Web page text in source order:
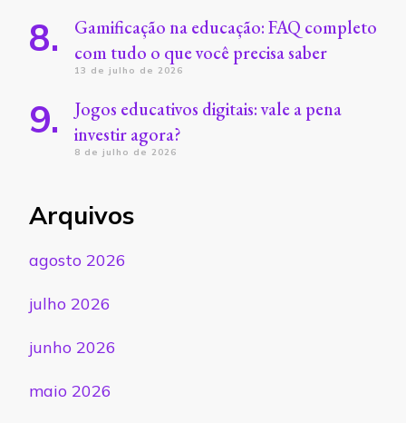
Gamificação na educação: FAQ completo
com tudo o que você precisa saber
13 de julho de 2026
Jogos educativos digitais: vale a pena
investir agora?
8 de julho de 2026
Arquivos
agosto 2026
julho 2026
junho 2026
maio 2026